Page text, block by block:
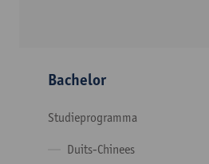
Bachelor
Studieprogramma
Duits-Chinees